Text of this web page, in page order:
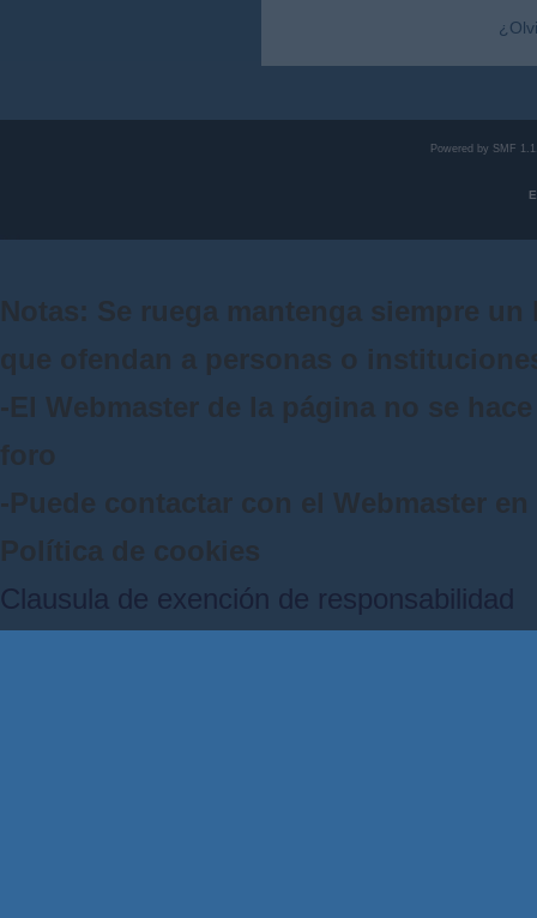
Powered by SMF
Notas: Se ruega mantenga siempre
que ofendan a personas o
-El Webmaster de la página no se
foro
-Puede contactar con el Webmaster
Política de cookies
Clausula de exención de responsabilidad